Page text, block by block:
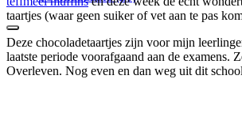
taartjes (waar geen suiker of vet aan te pas
Deze chocoladetaartjes zijn voor mijn
laatste periode voorafgaand aan de examens.
Overleven. Nog even en dan weg uit dit